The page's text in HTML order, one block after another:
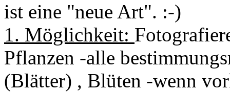
ist eine "neue Art". :-)
1. Möglichkeit:
Pflanzen -alle
(Blätter) , Blüten -wenn